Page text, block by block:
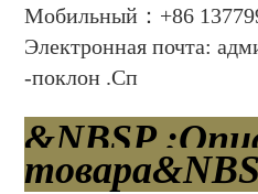
Мобильный：+86
Электронная почта:
-поклон .Сп
&NBSP